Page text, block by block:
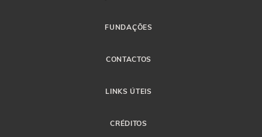
FUNDAÇÕES
CONTACTOS
LINKS ÚTEIS
CRÉDITOS